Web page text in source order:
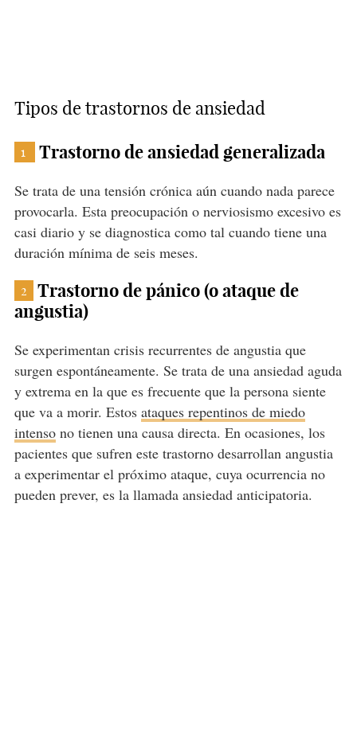
Tipos de trastornos de ansiedad
1 Trastorno de ansiedad generalizada
Se trata de una tensión crónica aún cuando nada parece
provocarla. Esta preocupación o nerviosismo excesivo es
casi diario y se diagnostica como tal cuando tiene una
duración mínima de seis meses.
2
Trastorno de pánico (o ataque de
angustia)
Se experimentan crisis recurrentes de angustia que
surgen espontáneamente. Se trata de una ansiedad aguda
y extrema en la que es frecuente que la persona siente
que va a morir. Estos ataques repentinos de miedo
intensono tienen una causa directa. En ocasiones, los
pacientes que sufren este trastorno desarrollan angustia
a experimentar el próximo ataque, cuya ocurrencia no
pueden prever, es la llamada ansiedad anticipatoria.